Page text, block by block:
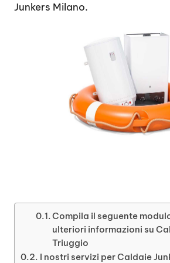
Junkers Milano.
Compila il seguente
ulteriori informazioni su
Triuggio
I nostri servizi per Caldaie